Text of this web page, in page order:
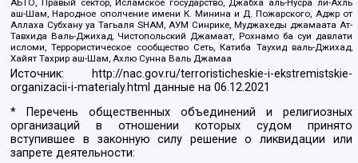
аш-Шам, Народное ополчение имени К. Минина и Д. Пожарского, Аджр от
Аллаха Субхану уа Тагьаля SHAM, АУМ Синрике, Муджахеды джамаата Ат-
Тавхида Валь-Джихад, Чистопольский Джамаат, Рохнамо ба суи давлати
исломи, Террористическое сообщество Сеть, Катиба Таухид валь-Джихад,
Хайят Тахрир аш-Шам, Ахлю Сунна Валь Джамаа
Источник:
http://nac.gov.ru/terroristicheskie-i-ekstremistskie-
organizacii-i-materialy.html данные на06.12.2021
* Перечень общественных объединений и религиозных
организаций в отношении которых судом принято
вступившее в законную силу решение о ликвидации или
запрете деятельности: